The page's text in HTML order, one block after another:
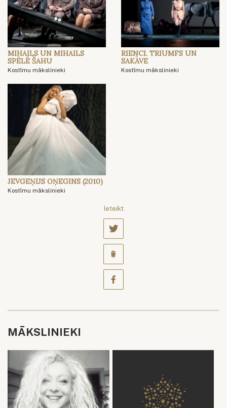
MIHAILS UN MIHAILS
SPĒLĒ ŠAHU
Kostīmu mākslinieki
RIENCI. TRIUMFS UN
SAKĀVE
Kostīmu mākslinieki
JEVGEŅIJS OŅEGINS (2010)
Kostīmu mākslinieki
Ieteikt
MĀKSLINIEKI